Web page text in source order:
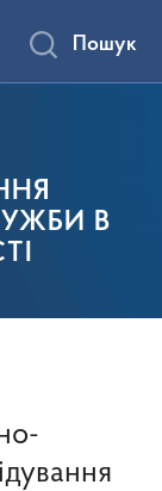
В
Пошук